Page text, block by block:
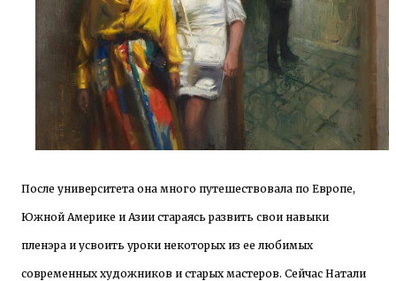
После университета она много путешествовала по Европе,
Южной Америке и Азии стараясь развить свои навыки
пленэра и усвоить уроки некоторых из ее любимых
современных художников и старых мастеров. Сейчас Натали